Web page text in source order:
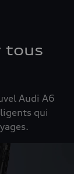
tous
Audi A6
qui